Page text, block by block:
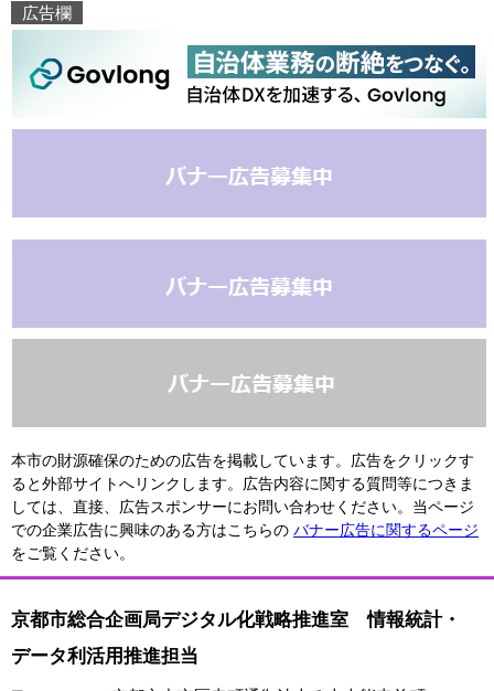
広告欄
本市の財源確保のための広告を掲載しています。広告をクリックす
ると外部サイトへリンクします。広告内容に関する質問等につきま
しては、直接、広告スポンサーにお問い合わせください。当ページ
での企業広告に興味のある方はこちらの バナー広告に関するページ
をご覧ください。
京都市総合企画局デジタル化戦略推進室 情報統計・
データ利活用推進担当